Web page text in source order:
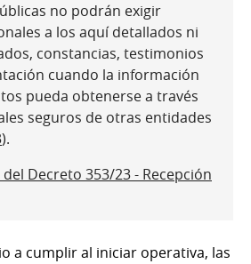
no podrán exigir
a los aquí detallados ni
constancias, testimonios
cuando la información
pueda obtenerse a través
seguros de otras entidades
).
Decreto 353/23 - Recepción
a cumplir al iniciar operativa, las